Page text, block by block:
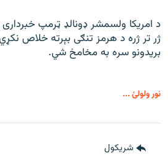
د امریکا ولسمشر ډونالډ ټرمپ
ژر تر ژره د هرمز تنګی بېرته خلاص
بریدونو سره به مخامخ شي.
نور ولولئ ...
شريکول